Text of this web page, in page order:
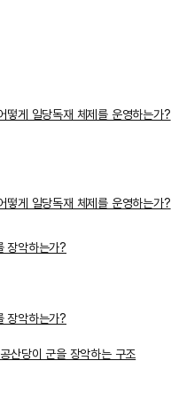
떻게 일당독재 체제를 운영하는가?
떻게 일당독재 체제를 운영하는가?
장악하는가?
장악하는가?
산당이 군을 장악하는 구조